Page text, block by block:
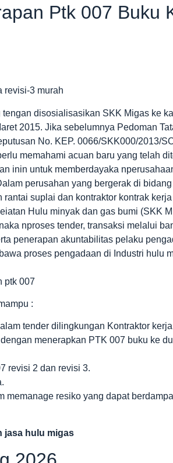
Ptk 007 Buku
disosialisasikan SKK Migas ke
2015. Jika sebelumnya Pedoman
No. KEP. 0066/SKK000/2013/
memahami acuan baru yang telah
inin untuk memberdayaka
perusahan yang bergerak di
suplai dan kontraktor kontrak
Hulu minyak dan gas bumi (SKK
nproses tender, transaksi melalui
penerapan akuntabilitas pelaku
proses pengadaan di Industri hulu
ptk 007
:
tender dilingkungan Kontraktor
menerapkan PTK 007 buku ke
revisi 2 dan revisi 3.
resiko yang dapat
jasa hulu migas